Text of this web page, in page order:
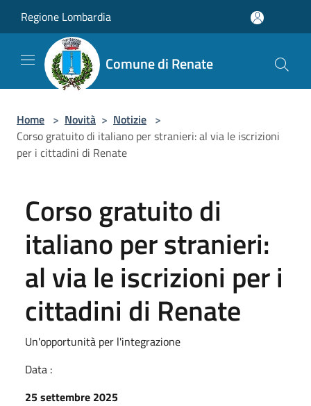
Regione Lombardia
Comune di Renate
Home > Novità > Notizie >
Corso gratuito di italiano per stranieri: al via le iscrizioni
per i cittadini di Renate
Corso gratuito di
italiano per stranieri:
al via le iscrizioni per i
cittadini di Renate
Un'opportunità per l'integrazione
Data :
25 settembre 2025